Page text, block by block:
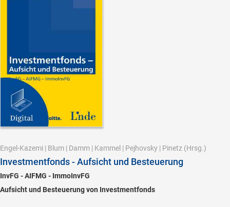
Engel-Kazemi | Blum | Damm | Kammel | Pejhovsky | Pinetz (Hrsg.)
Investmentfonds - Aufsicht und Besteuerung
InvFG - AIFMG - ImmoInvFG
Aufsicht und Besteuerung von Investmentfonds